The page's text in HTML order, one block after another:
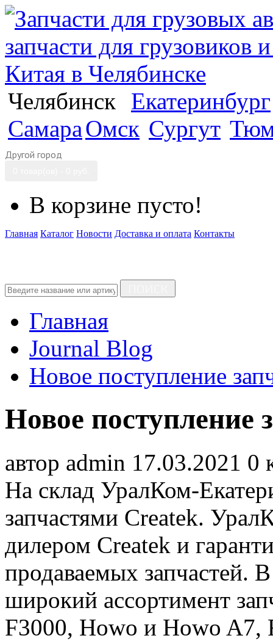
Челябинск
Екатеринбург
СамараОмск Сургут
Другой город
В корзине пусто!
Главная Каталог Новости Доставка и оплата Контакты
Главная
Journal Blog
Новое поступление
Новое поступление
автор admin 17.03.2021 0
На склад УралКом-
запчастями Createk.
дилером Createk и
продаваемых запчастей.
широкий ассортимент
F3000, Howo и Howo A7,